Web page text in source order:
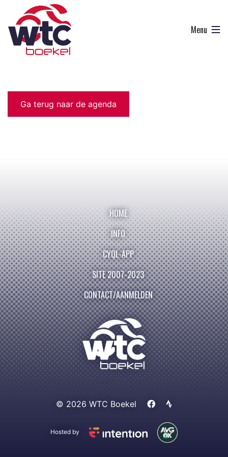
Ga terug naar de agenda
HOME
INFO
CYQL-APP
SITE 2007-2023
CONTACT/AANMELDEN
© 2026 WTC Boekel
Hosted by